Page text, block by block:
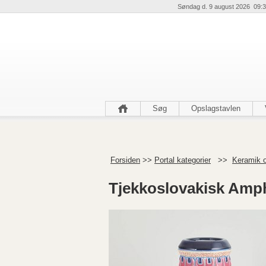
Søndag d. 9 august 2026
Søg Opslagstavlen
Forsiden >> Portal kategorier >> Keramik
Tjekkoslovakisk